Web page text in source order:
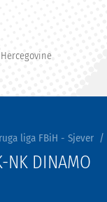
liga FBiH - Sjever
NK DINAMO